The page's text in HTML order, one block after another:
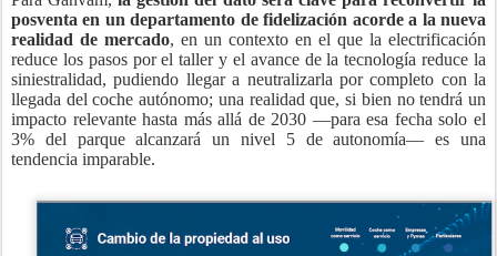
posventa en un departamento de fidelización acorde a la nueva
realidad de mercado, en un contexto en el que la electrificación
reduce los pasos por el taller y el avance de la tecnología reduce la
siniestralidad, pudiendo llegar a neutralizarla por completo con la
llegada del coche autónomo; una realidad que, si bien no tendrá un
impacto relevante hasta más allá de 2030 —para esa fecha solo el
3% del parque alcanzará un nivel 5 de autonomía— es una
tendencia imparable.